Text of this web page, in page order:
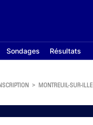
Sondages Résultats
> MONTREUIL-SUR-ILLE